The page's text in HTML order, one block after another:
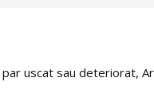
uscat sau deteriorat,